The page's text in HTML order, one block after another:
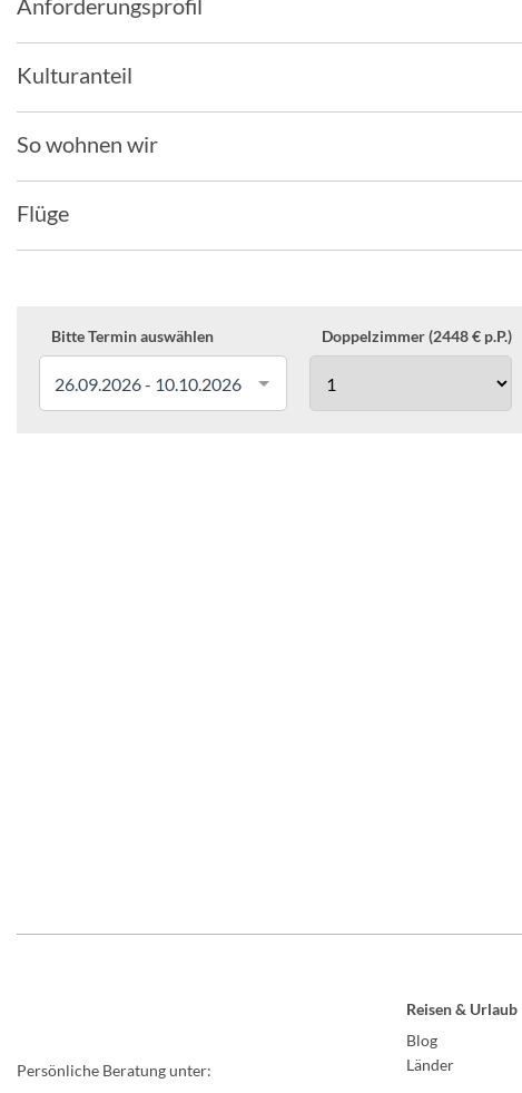
Anforderungsprofil
Kulturanteil
So wohnen wir
Flüge
Bitte Termin auswählen
26.09.2026 - 10.10.2026
Doppelzimmer (2448 € p.P.)
Persönliche Beratung unter:
Reisen & Urlaub
Blog
Länder